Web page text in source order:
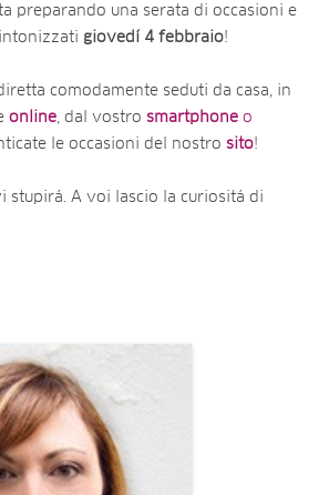
preparando una serata di occasioni e
giovedí 4 febbraio!
comodamente seduti da casa, in
online, dal vostro smartphone o
le occasioni del nostro sito!
stupirá. A voi lascio la curiositá di